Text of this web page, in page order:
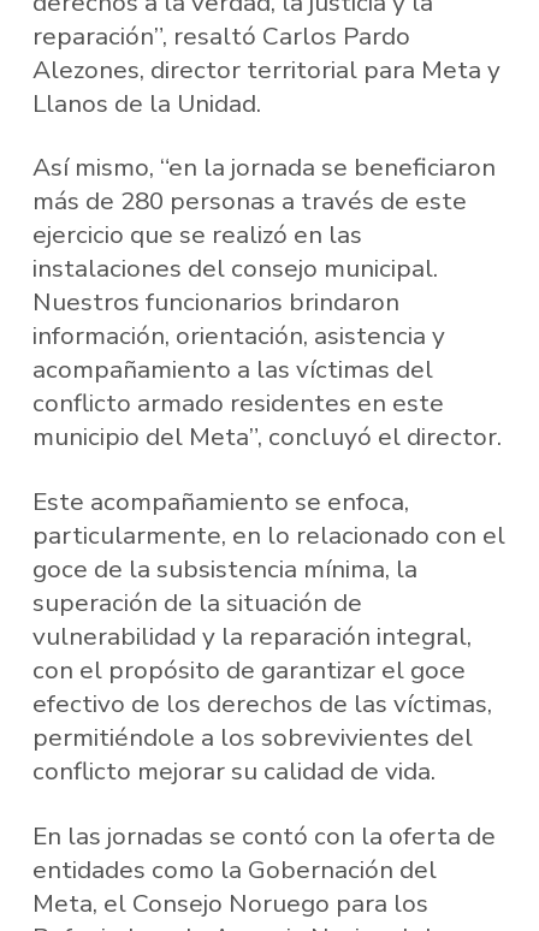
reparación”, resaltó Carlos Pardo
Alezones, director territorial para Meta y
Llanos de la Unidad.
Así mismo, “en la jornada se beneficiaron
más de 280 personas a través de este
ejercicio que se realizó en las
instalaciones del consejo municipal.
Nuestros funcionarios brindaron
información, orientación, asistencia y
acompañamiento a las víctimas del
conflicto armado residentes en este
municipio del Meta”, concluyó el director.
Este acompañamiento se enfoca,
particularmente, en lo relacionado con el
goce de la subsistencia mínima, la
superación de la situación de
vulnerabilidad y la reparación integral,
con el propósito de garantizar el goce
efectivo de los derechos de las víctimas,
permitiéndole a los sobrevivientes del
conflicto mejorar su calidad de vida.
En las jornadas se contó con la oferta de
entidades como la Gobernación del
Meta, el Consejo Noruego para los